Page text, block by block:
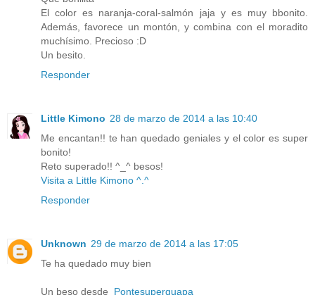
El color es naranja-coral-salmón jaja y es muy bbonito.
Además, favorece un montón, y combina con el moradito
muchísimo. Precioso :D
Un besito.
Responder
Little Kimono 28 de marzo de 2014 a las 10:40
Me encantan!! te han quedado geniales y el color es super
bonito!
Reto superado!! ^_^ besos!
Visita a Little Kimono ^.^
Responder
Unknown 29 de marzo de 2014 a las 17:05
Te ha quedado muy bien
Un beso desde
Pontesuperguapa